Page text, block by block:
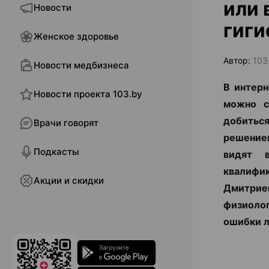
Новости
Женское здоровье
Новости медбизнеса
Новости проекта 103.by
Врачи говорят
Подкасты
Акции и скидки
или
Автор:
В
можно
видят
ошибки